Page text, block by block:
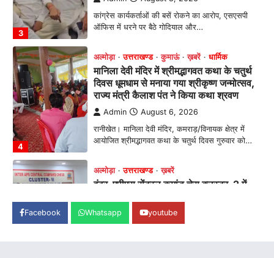
4
Admin August 6, 2026
रानीखेत। मानिला देवी मंदिर, कमराड़/विनायक क्षेत्र में
आयोजित श्रीमद्भागवत कथा के चतुर्थ दिवस गुरुवार को…
1
अल्मोड़ा उत्तराखण्ड ख़बरें
इंटर-एपीएस सेंट्रल कमांड चेस क्लस्टर-2 में
याग्यिका कुंद्रा ने लहराया परचम, अंडर-14 वर्ग
में हासिल किया प्रथम स्थान
Admin August 8, 2026
रानीखेत। आर्मी पब्लिक स्कूल रानीखेत की प्रतिभाशाली
छात्रा याग्यिका कुंद्रा ने अपनी शानदार शतरंज प्रतिभा…
उत्तराखण्ड कुमाऊं ख़बरें
संविधान और भ्रष्टाचार तक भाजपा को घेरा
Admin August 8, 2026
Facebook Whatsapp youtube